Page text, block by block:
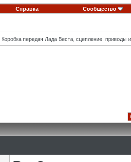
Справка Сообщество
Коробка передач Лада Веста, сцепление, приводы и